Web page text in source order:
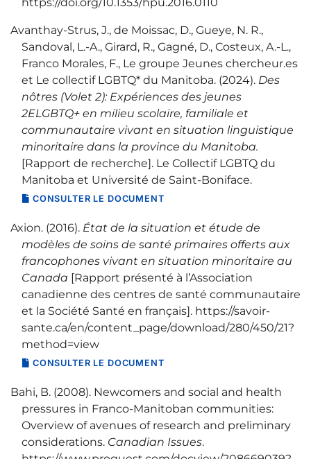
Avanthay-Strus, J., de Moissac, D., Gueye, N. R.,
Sandoval, L.-A., Girard, R., Gagné, D., Costeux, A.-L.,
Franco Morales, F., Le groupe Jeunes chercheur.es
et Le collectif LGBTQ* du Manitoba. (2024). Des
nôtres (Volet 2): Expériences des jeunes
2ELGBTQ+ en milieu scolaire, familiale et
communautaire vivant en situation linguistique
minoritaire dans la province du Manitoba.
[Rapport de recherche]. Le Collectif LGBTQ du
Manitoba et Université de Saint-Boniface.
CONSULTER LE DOCUMENT
Axion. (2016). État de la situation et étude de
modèles de soins de santé primaires offerts aux
francophones vivant en situation minoritaire au
Canada [Rapport présenté à l’Association
canadienne des centres de santé communautaire
et la Société Santé en français]. https://savoir-
sante.ca/en/content_page/download/280/450/21?
method=view
CONSULTER LE DOCUMENT
Bahi, B. (2008). Newcomers and social and health
pressures in Franco-Manitoban communities:
Overview of avenues of research and preliminary
considerations. Canadian Issues.